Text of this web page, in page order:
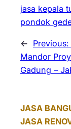
jasa kepala
pondok
← Previous:
Mandor
Gadung –
JASA
JASA